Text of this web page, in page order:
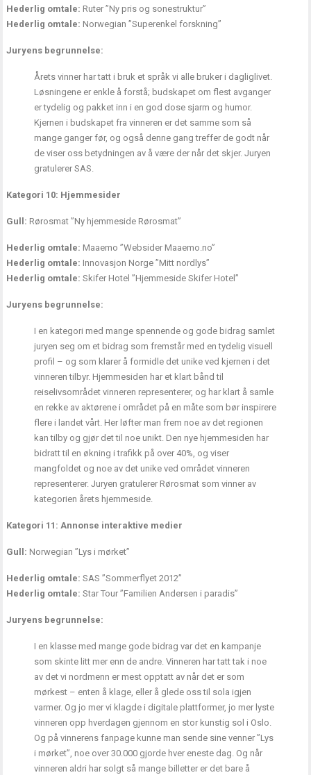
Hederlig omtale: Ruter ”Ny pris og sonestruktur”
Hederlig omtale: Norwegian ”Superenkel forskning”
Juryens begrunnelse:
Årets vinner har tatt i bruk et språk vi alle bruker i dagliglivet.
Løsningene er enkle å forstå; budskapet om flest avganger
er tydelig og pakket inn i en god dose sjarm og humor.
Kjernen i budskapet fra vinneren er det samme som så
mange ganger før, og også denne gang treffer de godt når
de viser oss betydningen av å være der når det skjer. Juryen
gratulerer SAS.
Kategori 10: Hjemmesider
Gull: Rørosmat ”Ny hjemmeside Rørosmat”
Hederlig omtale: Maaemo ”Websider Maaemo.no”
Hederlig omtale: Innovasjon Norge ”Mitt nordlys”
Hederlig omtale: Skifer Hotel ”Hjemmeside Skifer Hotel”
Juryens begrunnelse:
I en kategori med mange spennende og gode bidrag samlet
juryen seg om et bidrag som fremstår med en tydelig visuell
profil – og som klarer å formidle det unike ved kjernen i det
vinneren tilbyr. Hjemmesiden har et klart bånd til
reiselivsområdet vinneren representerer, og har klart å samle
en rekke av aktørene i området på en måte som bør inspirere
flere i landet vårt. Her løfter man frem noe av det regionen
kan tilby og gjør det til noe unikt. Den nye hjemmesiden har
bidratt til en økning i trafikk på over 40%, og viser
mangfoldet og noe av det unike ved området vinneren
representerer. Juryen gratulerer Rørosmat som vinner av
kategorien årets hjemmeside.
Kategori 11: Annonse interaktive medier
Gull: Norwegian ”Lys i mørket”
Hederlig omtale: SAS ”Sommerflyet 2012”
Hederlig omtale: Star Tour ”Familien Andersen i paradis”
Juryens begrunnelse:
I en klasse med mange gode bidrag var det en kampanje
som skinte litt mer enn de andre. Vinneren har tatt tak i noe
av det vi nordmenn er mest opptatt av når det er som
mørkest – enten å klage, eller å glede oss til sola igjen
varmer. Og jo mer vi klagde i digitale plattformer, jo mer lyste
vinneren opp hverdagen gjennom en stor kunstig sol i Oslo.
Og på vinnerens fanpage kunne man sende sine venner ”Lys
i mørket”, noe over 30.000 gjorde hver eneste dag. Og når
vinneren aldri har solgt så mange billetter er det bare å